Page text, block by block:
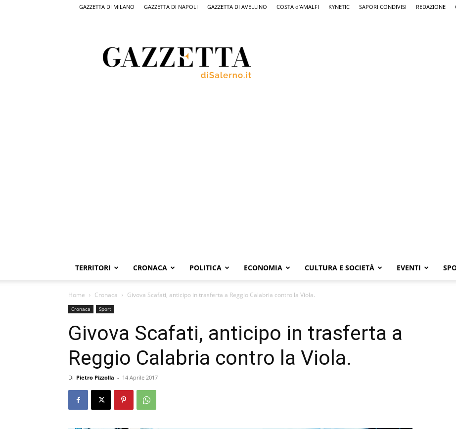
GAZZETTA DI MILANO GAZZETTA DI NAPOLI GAZZETTA DI AVELLINO COSTA d’AMALFI KYNETIC SAPORI CONDIVISI REDAZIONE
Salerno,
il
quotidiano
TERRITORI CRONACA POLITICA ECONOMIA CULTURA E SOCIETÀ EVENTI
Home Cronaca Givova Scafati, anticipo in trasferta a Reggio Calabria contro la Viola.
Cronaca Sport
Givova Scafati, anticipo in trasferta a
Reggio Calabria contro la Viola.
Di Pietro Pizzolla - 14 Aprile 2017